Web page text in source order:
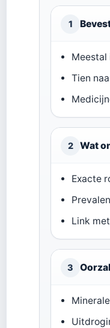
1
Meestal
Tien
2 Wat
Exacte
Link
3